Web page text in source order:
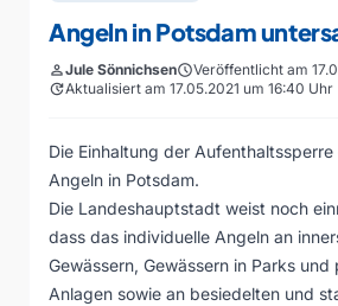
Angeln in Potsdam
personJule SönnichsenscheduleVeröffentlicht am
updateAktualisiert am 17.05.2021 um 16:40 Uhr
Die Einhaltung der
Angeln in Potsdam.
Die Landeshauptstadt weist noch
dass das individuelle Angeln an
Gewässern, Gewässern in Parks und
Anlagen sowie an besiedelten und